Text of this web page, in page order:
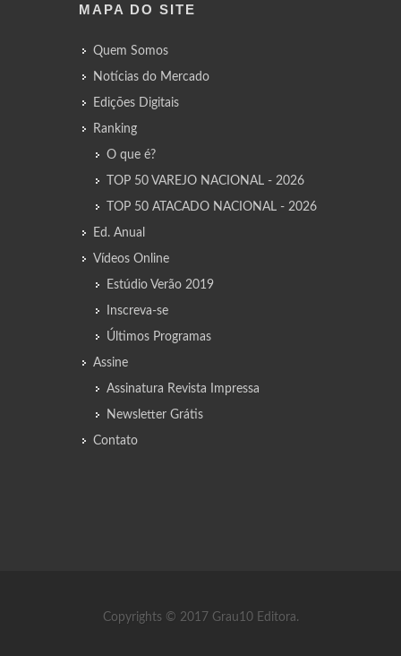
MAPA DO SITE
Quem Somos
Notícias do Mercado
Edições Digitais
Ranking
O que é?
TOP 50 VAREJO NACIONAL - 2026
TOP 50 ATACADO NACIONAL - 2026
Ed. Anual
Vídeos Online
Estúdio Verão 2019
Inscreva-se
Últimos Programas
Assine
Assinatura Revista Impressa
Newsletter Grátis
Contato
Copyrights © 2017 Grau10 Editora.